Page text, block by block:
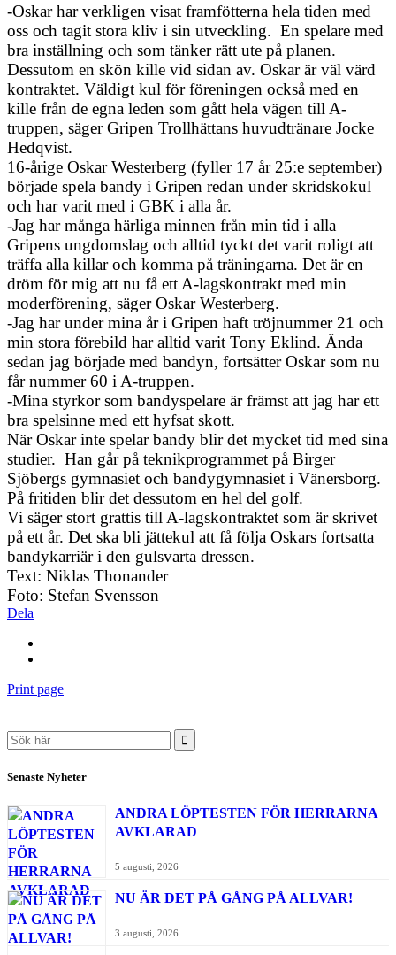
-Oskar har verkligen visat framfötterna hela tiden med
oss och tagit stora kliv i sin utveckling. En spelare med
bra inställning och som tänker rätt ute på planen.
Dessutom en skön kille vid sidan av. Oskar är väl värd
kontraktet. Väldigt kul för föreningen också med en
kille från de egna leden som gått hela vägen till A-
truppen, säger Gripen Trollhättans huvudtränare Jocke
Hedqvist.
16-årige Oskar Westerberg (fyller 17 år 25:e september)
började spela bandy i Gripen redan under skridskokul
och har varit med i GBK i alla år.
-Jag har många härliga minnen från min tid i alla
Gripens ungdomslag och alltid tyckt det varit roligt att
träffa alla killar och komma på träningarna. Det är en
dröm för mig att nu få ett A-lagskontrakt med min
moderförening, säger Oskar Westerberg.
-Jag har under mina år i Gripen haft tröjnummer 21 och
min stora förebild har alltid varit Tony Eklind. Ända
sedan jag började med bandyn, fortsätter Oskar som nu
får nummer 60 i A-truppen.
-Mina styrkor som bandyspelare är främst att jag har ett
bra spelsinne med ett hyfsat skott.
När Oskar inte spelar bandy blir det mycket tid med sina
studier. Han går på teknikprogrammet på Birger
Sjöbergs gymnasiet och bandygymnasiet i Vänersborg.
På fritiden blir det dessutom en hel del golf.
Vi säger stort grattis till A-lagskontraktet som är skrivet
på ett år. Det ska bli jättekul att få följa Oskars fortsatta
bandykarriär i den gulsvarta dressen.
Text: Niklas Thonander
Foto: Stefan Svensson
Dela
Print page
Search
for:
Senaste Nyheter
ANDRA LÖPTESTEN FÖR HERRARNA
AVKLARAD
5 augusti, 2026
NU ÄR DET PÅ GÅNG PÅ ALLVAR!
3 augusti, 2026